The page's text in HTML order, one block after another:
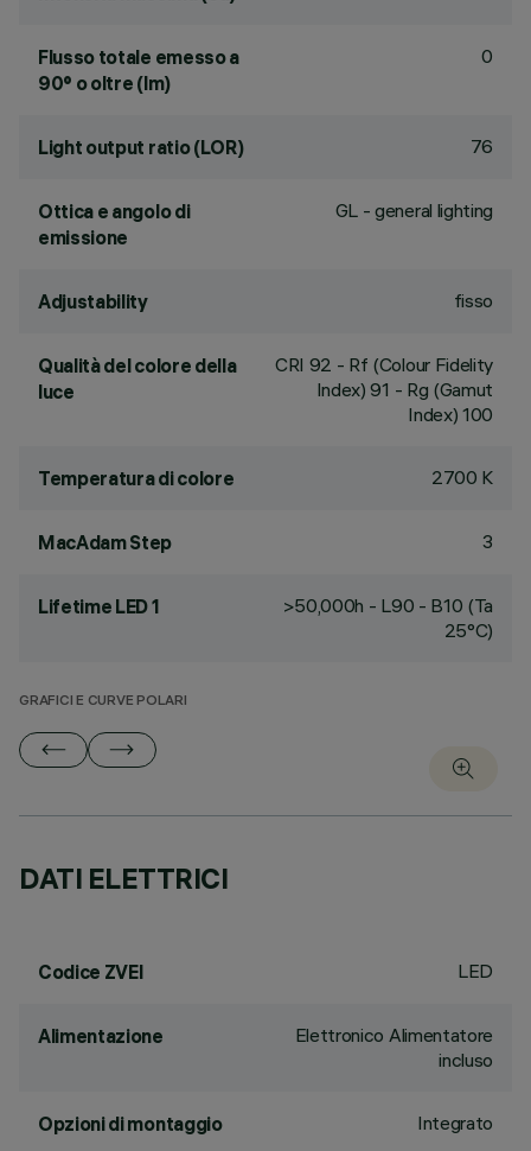
Flusso totale emesso a
90° o oltre (lm)
0
Light output ratio (LOR) 76
Ottica e angolo di
emissione
GL - general lighting
Adjustability fisso
Qualità del colore della
luce
CRI 92 - Rf (Colour Fidelity
Index) 91 - Rg (Gamut
Index) 100
Temperatura di colore 2700 K
MacAdam Step 3
Lifetime LED 1
>50,000h - L90 - B10 (Ta
25°C)
GRAFICI E CURVE POLARI
DATI ELETTRICI
Codice ZVEI LED
Alimentazione
Elettronico Alimentatore
incluso
Opzioni di montaggio Integrato